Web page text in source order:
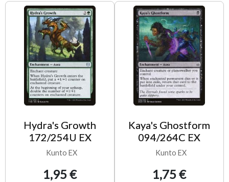
Hydra's Growth
172/254U EX
Kunto EX
1,95 €
Kaya's Ghostform
094/264C EX
Kunto EX
1,75 €